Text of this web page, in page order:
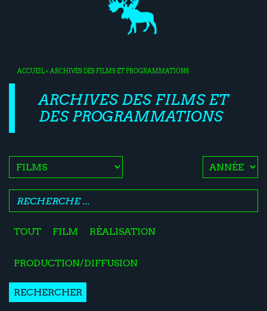
ACCUEIL< ARCHIVES DES FILMS ET PROGRAMMATIONS
ARCHIVES DES FILMS ET
DES PROGRAMMATIONS
TOUT FILM RÉALISATION
PRODUCTION/DIFFUSION
RECHERCHER